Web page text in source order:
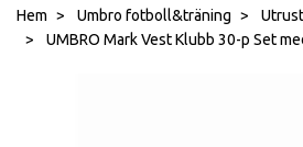
Hem Umbro fotboll&träning
UMBRO Mark Vest Klubb 30-p Set